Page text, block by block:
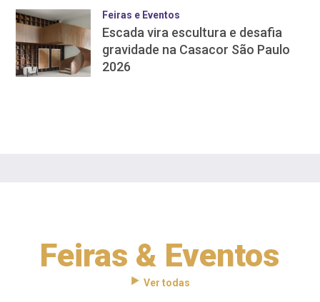
Feiras e Eventos
Escada vira escultura e desafia
gravidade na Casacor São Paulo
2026
Feiras & Eventos
Ver todas